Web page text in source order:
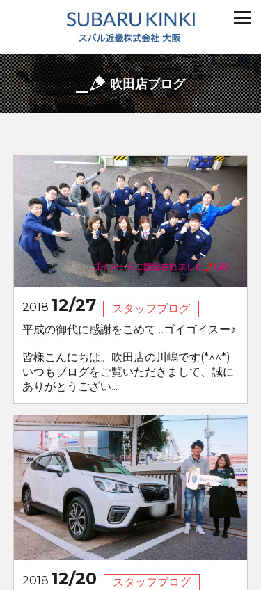
吹田店ブログ
2018 12/27
スタッフブログ
平成の御代に感謝をこめて…ゴイゴイスー♪
皆様こんにちは。吹田店の川嶋です(*^^*)
いつもブログをご覧いただきまして、誠に
ありがとうござい...
2018 12/20
スタッフブログ